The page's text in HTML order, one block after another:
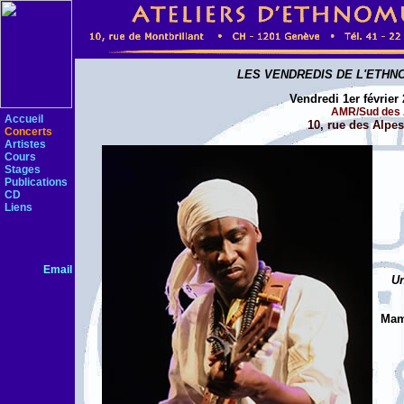
Accueil
Concerts
Artistes
Cours
Stages
Publications
CD
Liens
Email
LES VENDREDIS DE
Vendredi 1er février
AMR/Sud des
10, rue des